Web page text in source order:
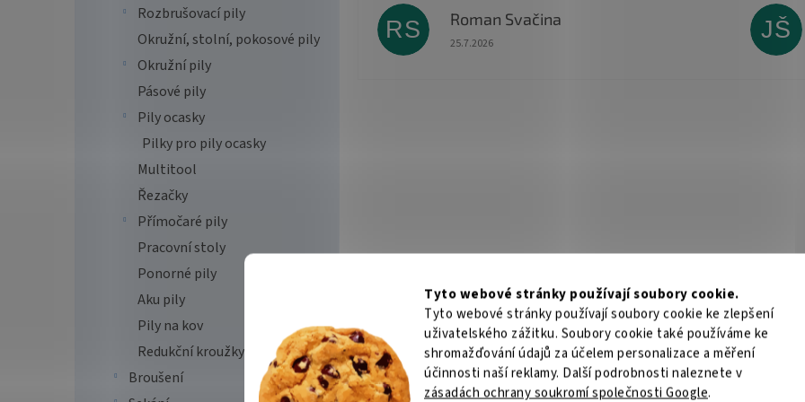
Tyto webové stránky používají soubory cookie.
Tyto webové stránky používají soubory cookie ke zlepšení
uživatelského zážitku. Soubory cookie také používáme ke
shromažďování údajů za účelem personalizace a měření
účinnosti naší reklamy. Další podrobnosti naleznete v
zásadách ochrany soukromí společnosti Google.
Rozbrušovací pily
Okružní, stolní, pokosové pily
Okružní pily
Pásové pily
Pily ocasky
Pilky pro pily ocasky
Multitool
Řezačky
Přímočaré pily
Pracovní stoly
Ponorné pily
Aku pily
Pily na kov
Redukční kroužky
Broušení
RS Roman Svačina
Hodnocení obchodu je 5 z 5 hvězdiček.
25.7.2026
JŠ